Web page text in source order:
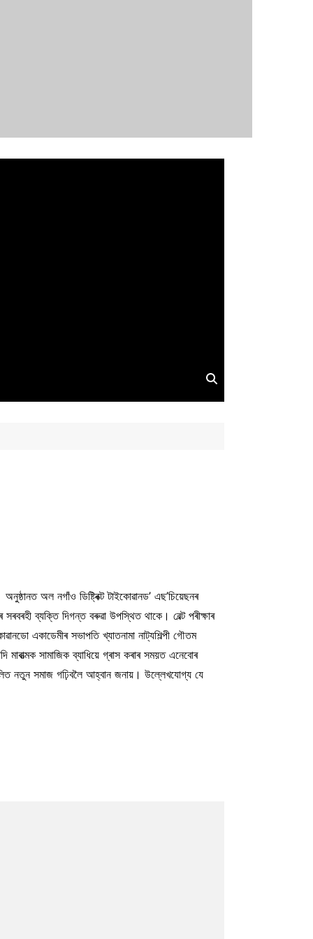
অল নগাঁও ডিষ্ট্ৰিক্ট টাইকোৱানড’ এছ’চিয়েছনৰ
ব্যক্তি দিগন্ত বৰুৱা উপস্থিত থাকে। বেল্ট পৰীক্ষাৰ
একাডেমীৰ সভাপতি খ্যাতনামা নাট্যশিল্পী গৌতম
সামাজিক ব্যাধিয়ে গ্ৰাস কৰাৰ সময়ত এনেবোৰ
নতুন সমাজ গঢ়িবলৈ আহ্বান জনায়। উল্লেখযোগ্য যে